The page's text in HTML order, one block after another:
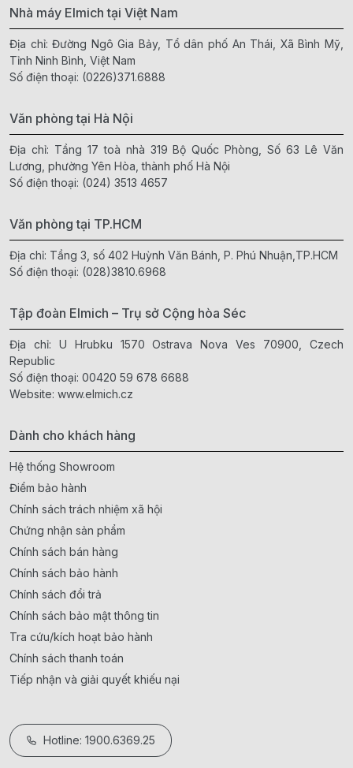
Nhà máy Elmich tại Việt Nam
Địa chỉ: Đường Ngô Gia Bảy, Tổ dân phố An Thái, Xã Bình Mỹ,
Tỉnh Ninh Bình, Việt Nam
Số điện thoại: (0226)371.6888
Văn phòng tại Hà Nội
Địa chỉ: Tầng 17 toà nhà 319 Bộ Quốc Phòng, Số 63 Lê Văn
Lương, phường Yên Hòa, thành phố Hà Nội
Số điện thoại: (024) 3513 4657
Văn phòng tại TP.HCM
Địa chỉ: Tầng 3, số 402 Huỳnh Văn Bánh, P. Phú Nhuận,TP.HCM
Số điện thoại: (028)3810.6968
Tập đoàn Elmich – Trụ sở Cộng hòa Séc
Địa chỉ: U Hrubku 1570 Ostrava Nova Ves 70900, Czech
Republic
Số điện thoại: 00420 59 678 6688
Website: www.elmich.cz
Dành cho khách hàng
Hệ thống Showroom
Điểm bảo hành
Chính sách trách nhiệm xã hội
Chứng nhận sản phẩm
Chính sách bán hàng
Chính sách bảo hành
Chính sách đổi trả
Chính sách bảo mật thông tin
Tra cứu/kích hoạt bảo hành
Chính sách thanh toán
Tiếp nhận và giải quyết khiếu nại
Hotline: 1900.6369.25